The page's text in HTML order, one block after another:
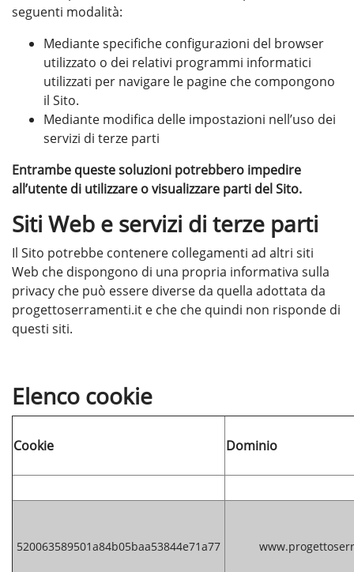
seguenti modalità:
Mediante specifiche configurazioni del browser
utilizzato o dei relativi programmi informatici
utilizzati per navigare le pagine che compongono
il Sito.
Mediante modifica delle impostazioni nell’uso dei
servizi di terze parti
Entrambe queste soluzioni potrebbero impedire
all’utente di utilizzare o visualizzare parti del Sito.
Siti Web e servizi di terze parti
Il Sito potrebbe contenere collegamenti ad altri siti
Web che dispongono di una propria informativa sulla
privacy che può essere diverse da quella adottata da
progettoserramenti.it e che che quindi non risponde di
questi siti.
Elenco cookie
Cookie Dominio
520063589501a84b05baa53844e71a77